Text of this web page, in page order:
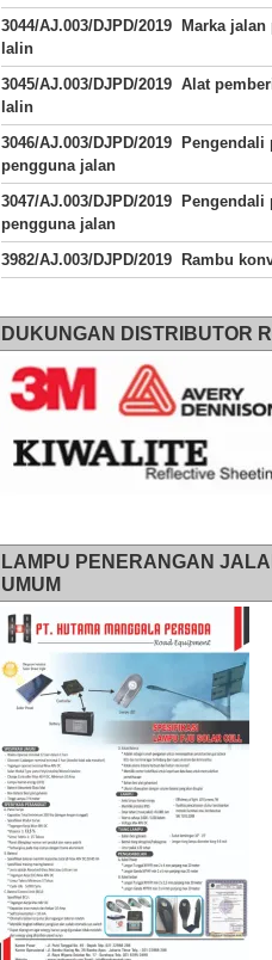
3044/AJ.003/DJPD/2019 Marka jalan
lalin
3045/AJ.003/DJPD/2019 Alat
lalin
3046/AJ.003/DJPD/2019 Pengendali
pengguna jalan
3047/AJ.003/DJPD/2019 Pengendali
pengguna jalan
3982/AJ.003/DJPD/2019 Rambu
DUKUNGAN DISTRIBUTOR
LAMPU PENERANGAN
UMUM